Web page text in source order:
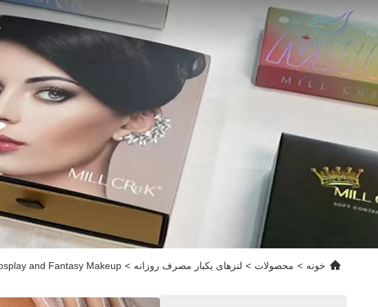
خونه > محصولات > لنزهای یکبار مصرف روزانه >
and Fantasy Makeup